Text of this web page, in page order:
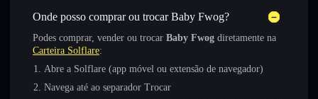
Onde posso comprar ou trocar Baby Fwog?
Podes comprar, vender ou trocar Baby Fwog diretamente na
Carteira Solflare:
Abre a Solflare (app móvel ou extensão de navegador)
Navega até ao separador Trocar